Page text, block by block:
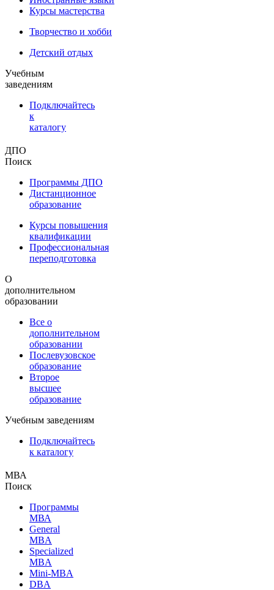
Курсы мастерства
Творчество и хобби
Детский отдых
Учебным
заведениям
Подключайтесь
к
каталогу
ДПО
Поиск
Программы ДПО
Дистанционное
образование
Курсы повышения
квалификации
Профессиональная
переподготовка
О
дополнительном
образовании
Все о
дополнительном
образовании
Послевузовское
образование
Второе
высшее
образование
Учебным заведениям
Подключайтесь
к каталогу
МВА
Поиск
Программы
МВА
General
MBA
Specialized
MBA
Mini-MBA
DBA